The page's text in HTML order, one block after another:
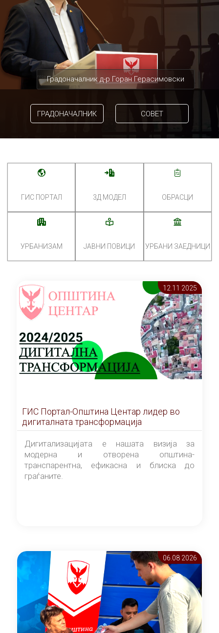
Градоначалник д-р Горан Герасимовски
ГРАДОНАЧАЛНИК СОВЕТ
ГИС ПОРТАЛ 3Д МОДЕЛ ОБРАСЦИ
УРБАНИЗАМ ЈАВНИ ПОВИЦИ УРБАНИ ЗАЕДНИЦИ
12.11 2025
ГИС Портал-Општина Центар лидер во
дигиталната трансформација
Дигитализацијата е нашата визија за
модерна и отворена општина-
транспарентна, ефикасна и блиска до
граѓаните.
06.08 2026